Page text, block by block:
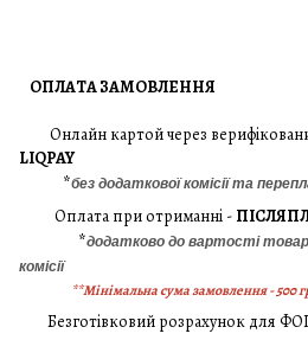
ОПЛАТА ЗАМОВЛЕННЯ
Онлайн картой через
LIQPAY
*без додаткової комісії та
Оплата при отриманні -
*додатково до вартості
комісії
**Мінімальна сума замовлення - 500
Безготівковий розрахунок для